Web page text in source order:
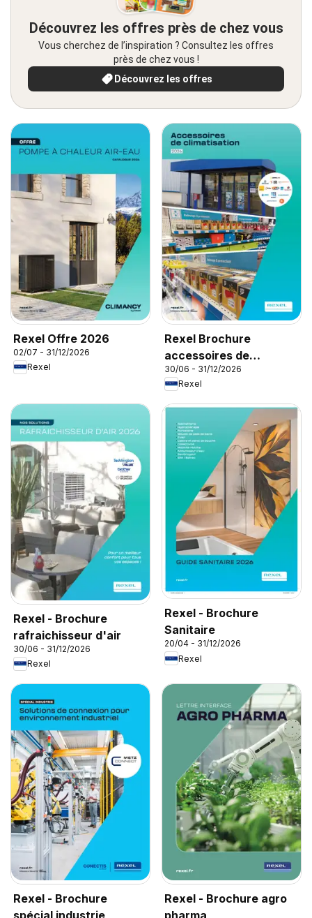
Découvrez les offres près de chez vous
Vous cherchez de l’inspiration ? Consultez les offres
près de chez vous !
Découvrez les offres
Rexel Offre 2026
02/07 - 31/12/2026
Rexel
Rexel Brochure
accessoires de
climatisation
30/06 - 31/12/2026
Rexel
Rexel - Brochure
rafraichisseur d'air
30/06 - 31/12/2026
Rexel
Rexel - Brochure
Sanitaire
20/04 - 31/12/2026
Rexel
Rexel - Brochure
spécial industrie
Rexel - Brochure agro
pharma